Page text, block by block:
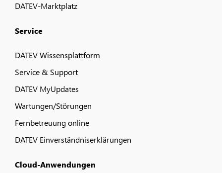
DATEV-Marktplatz
Service
DATEV Wissensplattform
Service & Support
DATEV MyUpdates
Wartungen/Störungen
Fernbetreuung online
DATEV Einverständniserklärungen
Cloud-Anwendungen